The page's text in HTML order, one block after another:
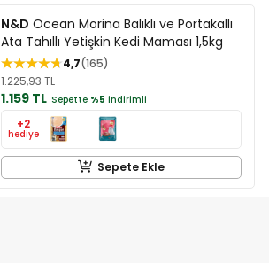
N&D Ocean Morina Balıklı ve Portakallı
Ata Tahıllı Yetişkin Kedi Maması 1,5kg
4,7 165
1.225,93 TL
1.159 TL Sepette %5 indirimli
+2
hediye
Sepete Ekle